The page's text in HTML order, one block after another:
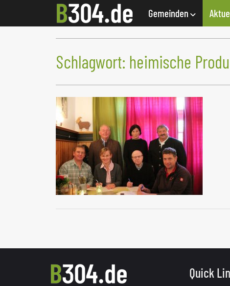
Gemeinden
Schlagwort: heimische
Quick